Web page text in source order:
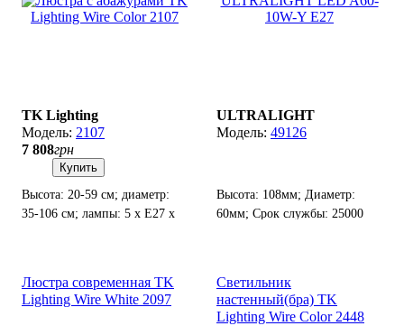
TK Lighting
2107
7 808грн
Купить
Высота: 20-59 см; диаметр:
35-106 см; лампы: 5 х Е27 х
ULTRALIGHT
49126
Высота: 108мм; Диаметр:
60мм; Срок службы: 25000
Люстра современная TK
Lighting Wire White 2097
Светильник
настенный(бра) TK
Lighting Wire Color 2448